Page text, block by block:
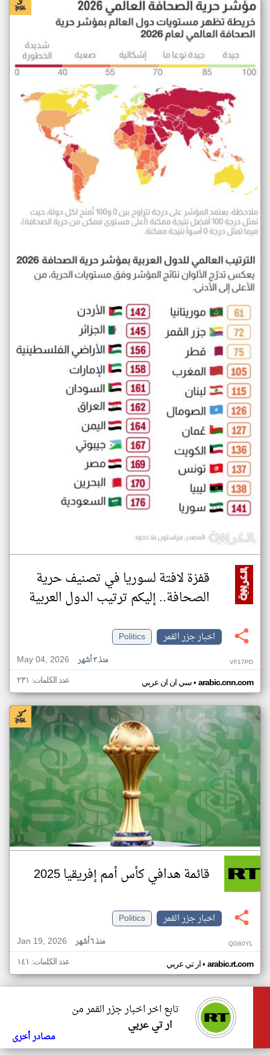
قفزة لافتة لسوريا في تصنيف حرية
الصحافة.. إليكم ترتيب الدول العربية
اخبار جزر القمر
Politics
May 04, 2026
منذ ٣ أشهر VF17PD
سي ان ان عربي• arabic.cnn.com عدد الكلمات: ٢٣١
قائمة هدافي كأس أمم إفريقيا 2025
اخبار جزر القمر
Politics
Jan 19, 2026
منذ ٦ أشهر QG60YL
ار تي عربي• arabic.rt.com عدد الكلمات: ١٤١
تابع اخر اخبار جزر القمر من
ار تي عربي
مصادر أخرى